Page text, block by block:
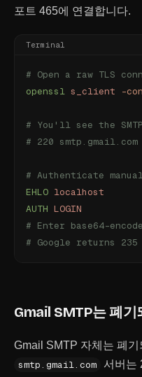
포트 465에 연결합니다.
Terminal
# Open a raw TLS
openssl s_client -
# You'll see the
# 220
# Authenticate
EHLO localhost
AUTH LOGIN
# Enter base64-
# Google returns
Gmail SMTP는 폐기
Gmail SMTP 자체는 폐
smtp.gmail.com
서버는